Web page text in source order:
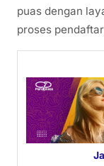
puas dengan
proses